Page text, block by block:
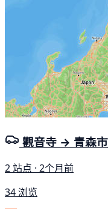
觀音寺 → 青森市
2 站点 · 2个月前
34 浏览